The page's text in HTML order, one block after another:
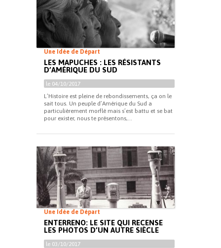
Une Idée de Départ
LES MAPUCHES : LES RÉSISTANTS
D’AMÉRIQUE DU SUD
le 04/10/2017
L’Histoire est pleine de rebondissements, ça on le
sait tous. Un peuple d’Amérique du Sud a
particulièrement morflé mais s’est battu et se bat
pour exister, nous te présentons,...
Une Idée de Départ
ENTERRENO: LE SITE QUI RECENSE
LES PHOTOS D’UN AUTRE SIÈCLE
le 03/10/2017